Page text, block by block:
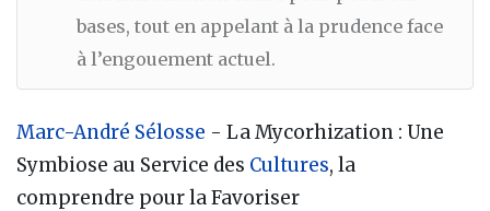
bases, tout en appelant à la prudence face
à l’engouement actuel.
Marc-André Sélosse - La Mycorhization : Une
Symbiose au Service des Cultures, la
comprendre pour la Favoriser